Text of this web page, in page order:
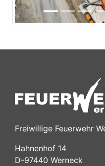
Freiwillige Feuerwehr
Hahnenhof 14
D-97440 Werneck